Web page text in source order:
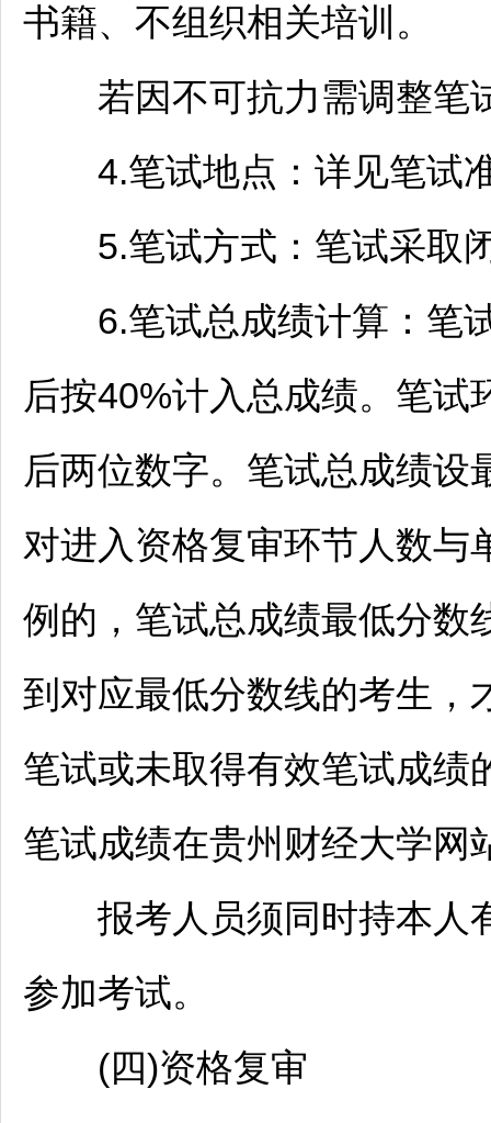
书籍、不组织相关培训。
若因不可抗力需调整笔
4.笔试地点：详见笔试
5.笔试方式：笔试采取
6.笔试总成绩计算：笔试
后按40%计入总成绩。笔试
后两位数字。笔试总成绩设
对进入资格复审环节人数与
例的，笔试总成绩最低分数
到对应最低分数线的考生，
笔试或未取得有效笔试成绩
笔试成绩在贵州财经大学网
报考人员须同时持本人
参加考试。
(四)资格复审